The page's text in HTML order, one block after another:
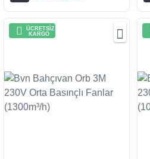
ÜCRETSİZ
KARGO